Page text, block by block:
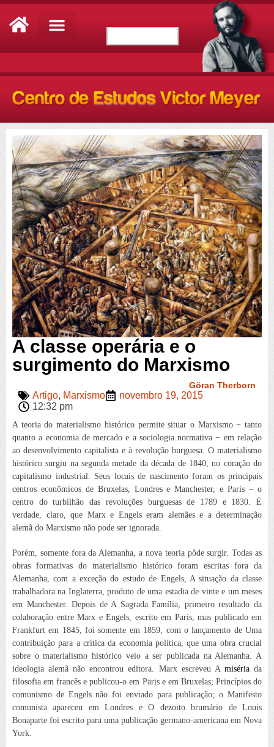
A classe operária e o
surgimento do Marxismo
Göran Therborn
Artigo, Marxismo
novembro 19, 2015
12:32 pm
A teoria do materialismo histórico permite situar o Marxismo − tanto
quanto a economia de mercado e a sociologia normativa − em relação
ao desenvolvimento capitalista e à revolução burguesa. O materialismo
histórico surgiu na segunda metade da década de 1840, no coração do
capitalismo industrial. Seus locais de nascimento foram os principais
centros econômicos de Bruxelas, Londres e Manchester, e Paris – o
centro do turbilhão das revoluções burguesas de 1789 e 1830. É
verdade, claro, que Marx e Engels eram alemães e a determinação
alemã do Marxismo não pode ser ignorada.
Porém, somente fora da Alemanha, a nova teoria pôde surgir. Todas as
obras formativas do materialismo histórico foram escritas fora da
Alemanha, com a exceção do estudo de Engels, A situação da classe
trabalhadora na Inglaterra, produto de uma estadia de vinte e um meses
em Manchester. Depois de A Sagrada Família , primeiro resultado da
colaboração entre Marx e Engels, escrito em Paris, mas publicado em
Frankfurt em 1845, foi somente em 1859, com o lançamento de Uma
contribuição para a crítica da economia política, que uma obra crucial
sobre o materialismo histórico veio a ser publicada na Alemanha. A
ideologia alemã não encontrou editora. Marx escreveu A misériada
filosofia em francês e publicou-o em Paris e em Bruxelas; Princípios do
comunismo de Engels não foi enviado para publicação; o Manifesto
comunista apareceu em Londres eO dezoito brumário de Louis
Bonaparte foi escrito para uma publicação germano-americana em Nova
York.